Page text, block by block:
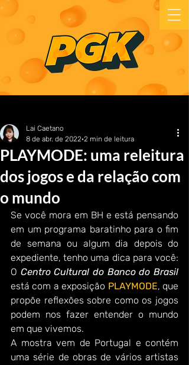
PLAYMODE: uma releitura
dos jogos e da relação com
o mundo
Lai Caetano
8 de abr. de 2022 2 min de leitura
Se você mora em BH e está pensando
em um programa baratinho para o fim
de semana ou algum dia depois do
expediente, tenho uma dica para você:
O Centro Cultural do Banco do Brasil
está com a exposição PLAYMODE, que
propõe reflexões sobre como os jogos
podem nos fazer entender o mundo
em que vivemos.
A mostra vem de Portugal e contém
uma série de obras de vários artistas